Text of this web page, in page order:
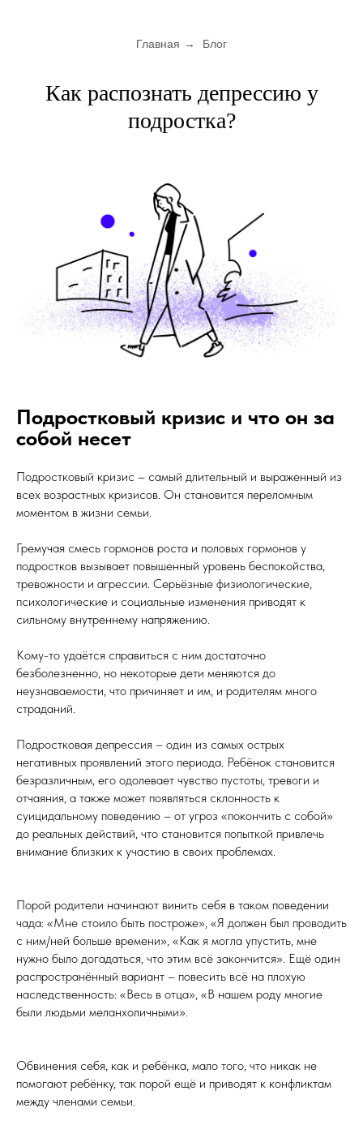
Главная → Блог
Как распознать депрессию у
подростка?
Подростковый кризис и что он за
собой несет
Подростковый кризис – самый длительный и выраженный из
всех возрастных кризисов. Он становится переломным
моментом в жизни семьи.
Гремучая смесь гормонов роста и половых гормонов у
подростков вызывает повышенный уровень беспокойства,
тревожности и агрессии. Серьёзные физиологические,
психологические и социальные изменения приводят к
сильному внутреннему напряжению.
Кому-то удаётся справиться с ним достаточно
безболезненно, но некоторые дети меняются до
неузнаваемости, что причиняет и им, и родителям много
страданий.
Подростковая депрессия – один из самых острых
негативных проявлений этого периода. Ребёнок становится
безразличным, его одолевает чувство пустоты, тревоги и
отчаяния, а также может появляться склонность к
суицидальному поведению – от угроз «покончить с собой»
до реальных действий, что становится попыткой привлечь
внимание близких к участию в своих проблемах.
Порой родители начинают винить себя в таком поведении
чада: «Мне стоило быть построже», «Я должен был проводить
с ним/ней больше времени», «Как я могла упустить, мне
нужно было догадаться, что этим всё закончится». Ещё один
распространённый вариант – повесить всё на плохую
наследственность: «Весь в отца», «В нашем роду многие
были людьми меланхоличными».
Обвинения себя, как и ребёнка, мало того, что никак не
помогают ребёнку, так порой ещё и приводят к конфликтам
между членами семьи.